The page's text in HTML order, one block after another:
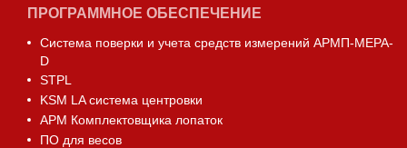
ПРОГРАММНОЕ ОБЕСПЕЧЕНИЕ
Система поверки и учета средств измерений АРМП-МЕРА-
D
STPL
KSM LA система центровки
АРМ Комплектовщика лопаток
ПО для весов